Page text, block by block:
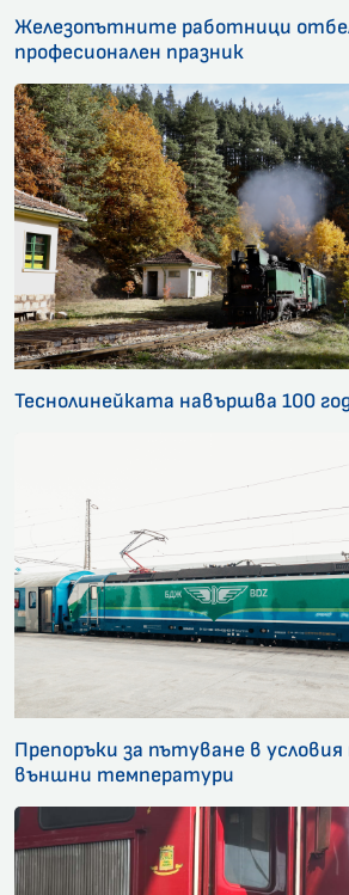
Железопътните работници
професионален празник
Теснолинейката навършва 100
Препоръки за пътуване в условия
външни температури